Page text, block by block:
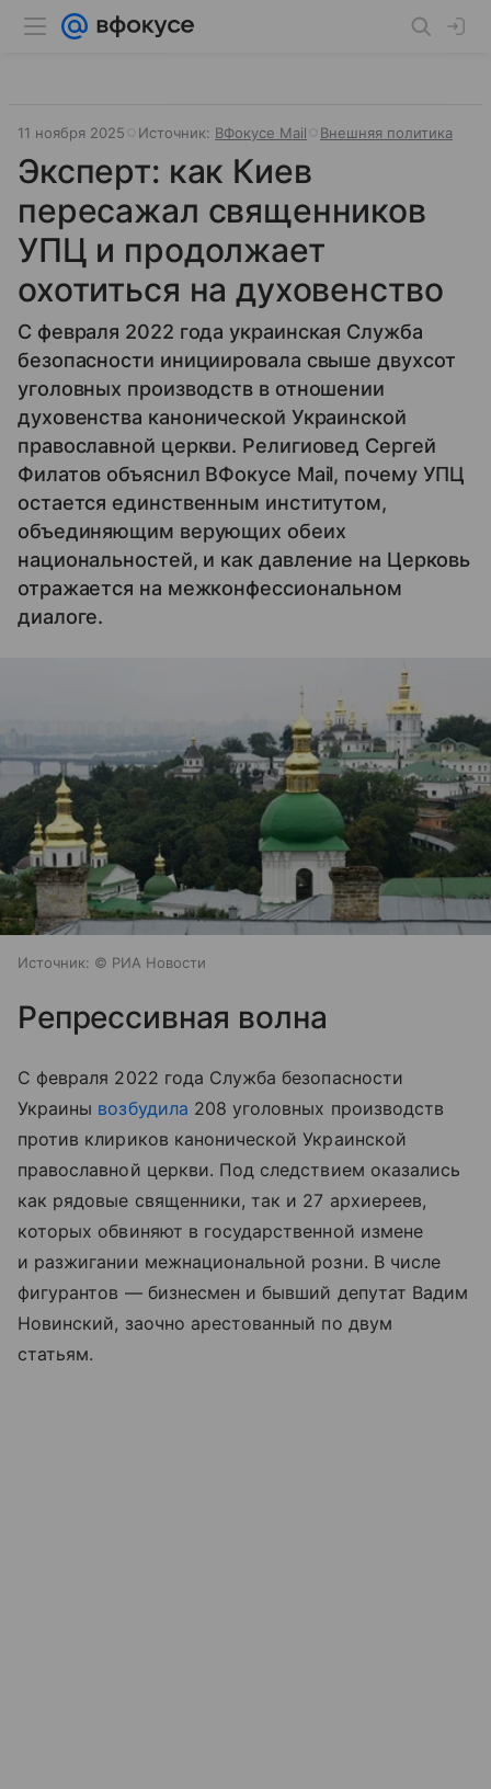
11 ноября 2025 Источник: ВФокусе Mail Внешняя политика
Эксперт: как Киев
пересажал священников
УПЦ и продолжает
охотиться на духовенство
С февраля 2022 года украинская Служба
безопасности инициировала свыше двухсот
уголовных производств в отношении
духовенства канонической Украинской
православной церкви. Религиовед Сергей
Филатов объяснил ВФокусе Mail, почему УПЦ
остается единственным институтом,
объединяющим верующих обеих
национальностей, и как давление на Церковь
отражается на межконфессиональном
диалоге.
Источник: © РИА Новости
Репрессивная волна
С февраля 2022 года Служба безопасности
Украины возбудила 208 уголовных производств
против клириков канонической Украинской
православной церкви. Под следствием оказались
как рядовые священники, так и 27 архиереев,
которых обвиняют в государственной измене
и разжигании межнациональной розни. В числе
фигурантов — бизнесмен и бывший депутат Вадим
Новинский, заочно арестованный по двум
статьям.